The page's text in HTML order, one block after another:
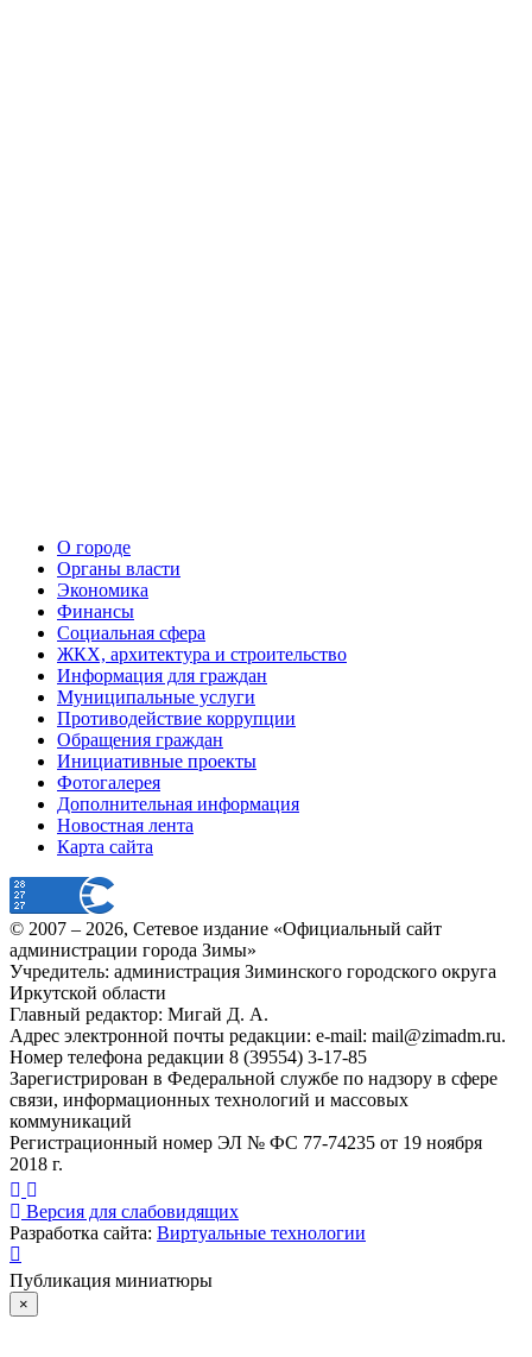
О городе
Органы власти
Экономика
Финансы
Социальная сфера
ЖКХ, архитектура и строительство
Информация для граждан
Муниципальные услуги
Противодействие коррупции
Обращения граждан
Инициативные проекты
Фотогалерея
Дополнительная информация
Новостная лента
Карта сайта
© 2007 – 2026, Сетевое издание «Официальный сайт
администрации города Зимы»
Учредитель: администрация Зиминского городского округа
Иркутской области
Главный редактор: Мигай Д. А.
Адрес электронной почты редакции: e-mail: mail@zimadm.ru.
Номер телефона редакции 8 (39554) 3-17-85
Зарегистрирован в Федеральной службе по надзору в сфере
связи, информационных технологий и массовых
коммуникаций
Регистрационный номер ЭЛ № ФС 77-74235 от 19 ноября
2018 г.
Версия для слабовидящих
Разработка сайта: Виртуальные технологии
Публикация миниатюры
×